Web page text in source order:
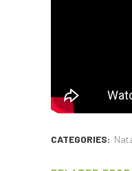
CATEGORIES: